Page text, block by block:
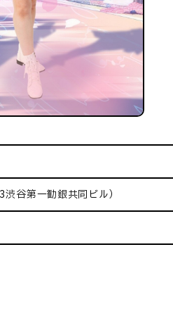
谷第一勧銀共同ビル）